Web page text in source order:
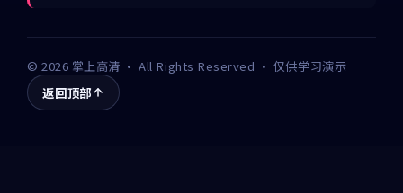
©2026 掌上高清 · All Rights Reserved · 仅供学习演示
返回顶部